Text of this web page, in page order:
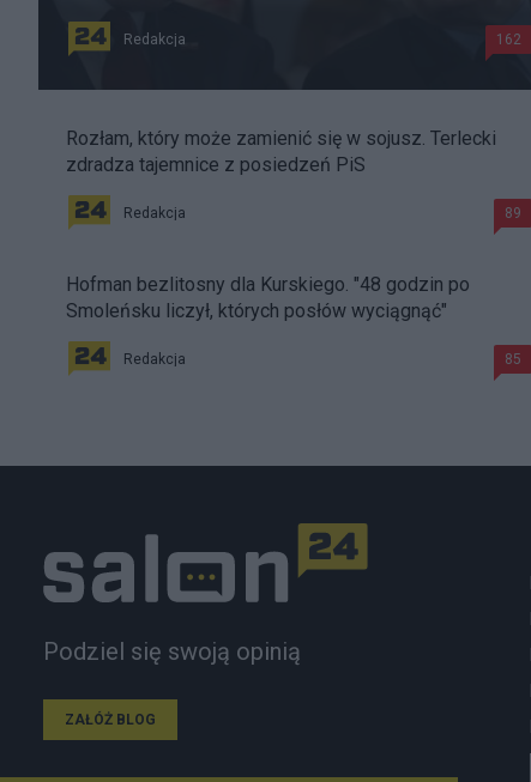
Redakcja 162
Rozłam, który może zamienić się w sojusz. Terlecki
zdradza tajemnice z posiedzeń PiS
Redakcja 89
Hofman bezlitosny dla Kurskiego. "48 godzin po
Smoleńsku liczył, których posłów wyciągnąć"
Redakcja 85
Podziel się swoją opinią
ZAŁÓŻ BLOG